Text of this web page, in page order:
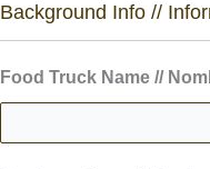
Background Info //
Food Truck Name //